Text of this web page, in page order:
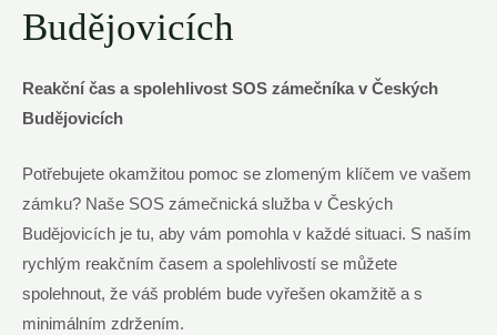
Budějovicích
Reakční čas a spolehlivost SOS zámečníka v Českých
Budějovicích
Potřebujete okamžitou pomoc se zlomeným klíčem ve vašem
zámku? Naše SOS zámečnická služba v Českých
Budějovicích je tu, aby vám pomohla v každé situaci. S naším
rychlým reakčním časem a spolehlivostí se můžete
spolehnout, že váš problém bude vyřešen okamžitě a s
minimálním zdržením.